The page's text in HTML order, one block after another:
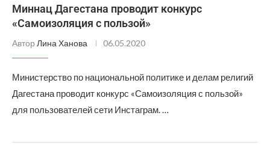
Миннац Дагестана проводит конкурс
«Самоизоляция с пользой»
Автор Лина Ханова 06.05.2020
Министерство по национальной политике и делам религий
Дагестана проводит конкурс «Самоизоляция с пользой»
для пользователей сети Инстаграм. …